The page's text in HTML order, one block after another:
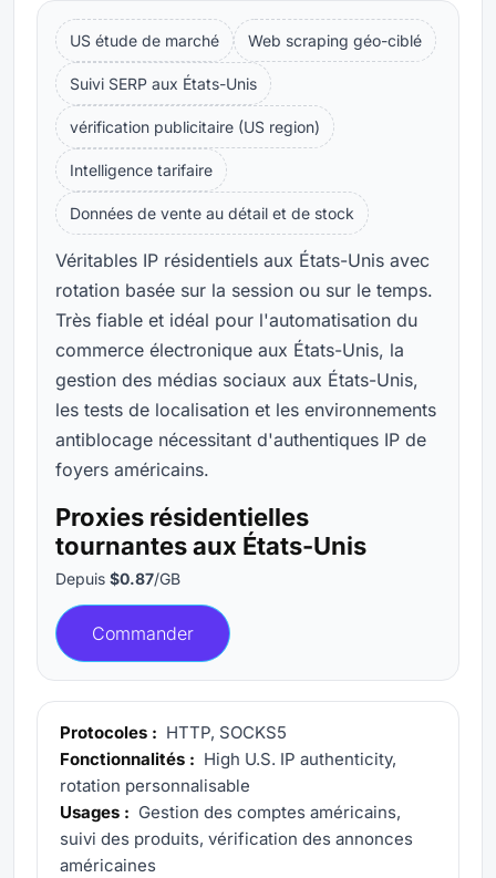
US étude de marché Web scraping géo-ciblé
Suivi SERP aux États-Unis
vérification publicitaire (US region)
Intelligence tarifaire
Données de vente au détail et de stock
Véritables IP résidentiels aux États-Unis avec
rotation basée sur la session ou sur le temps.
Très fiable et idéal pour l'automatisation du
commerce électronique aux États-Unis, la
gestion des médias sociaux aux États-Unis,
les tests de localisation et les environnements
antiblocage nécessitant d'authentiques IP de
foyers américains.
Proxies résidentielles
tournantes aux États-Unis
Depuis $0.87/GB
Commander
Protocoles : HTTP, SOCKS5
Fonctionnalités : High U.S. IP authenticity,
rotation personnalisable
Usages : Gestion des comptes américains,
suivi des produits, vérification des annonces
américaines